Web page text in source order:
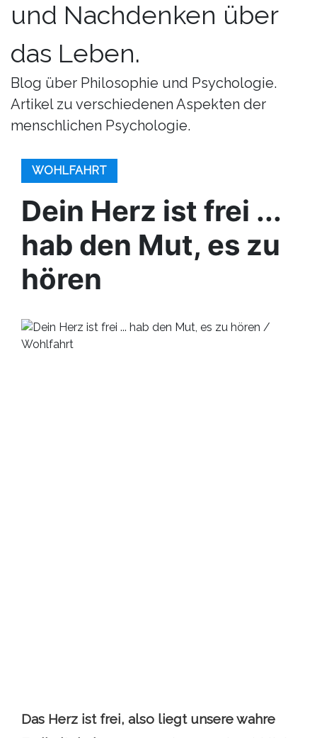
und Nachdenken über
das Leben.
Blog über Philosophie und Psychologie.
Artikel zu verschiedenen Aspekten der
menschlichen Psychologie.
WOHLFAHRT
Dein Herz ist frei ...
hab den Mut, es zu
hören
Das Herz ist frei, also liegt unsere wahre